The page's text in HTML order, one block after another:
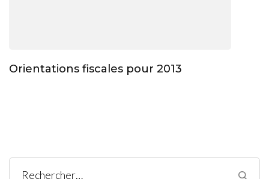
Orientations fiscales pour 2013
Rechercher :